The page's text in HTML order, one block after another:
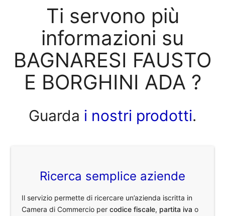
Ti servono più
informazioni su
BAGNARESI FAUSTO
E BORGHINI ADA ?
Guarda i nostri prodotti.
Ricerca semplice aziende
Il servizio permette di ricercare un’azienda iscritta in
Camera di Commercio percodice fiscale, partita iva o